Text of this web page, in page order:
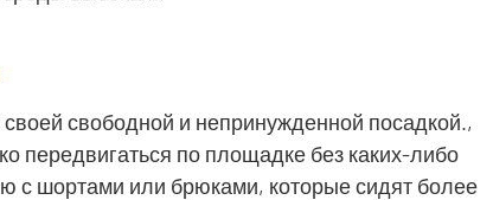
свободной и непринужденной посадкой.,
передвигаться по площадке без каких-либо
с шортами или брюками, которые сидят более